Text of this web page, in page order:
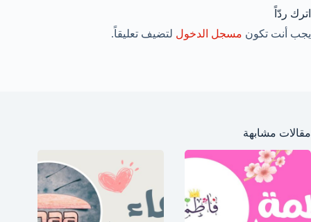
اترك ردّاً
يجب أنت تكون مسجل الدخول لتضيف تعليقاً.
مقالات مشابهة